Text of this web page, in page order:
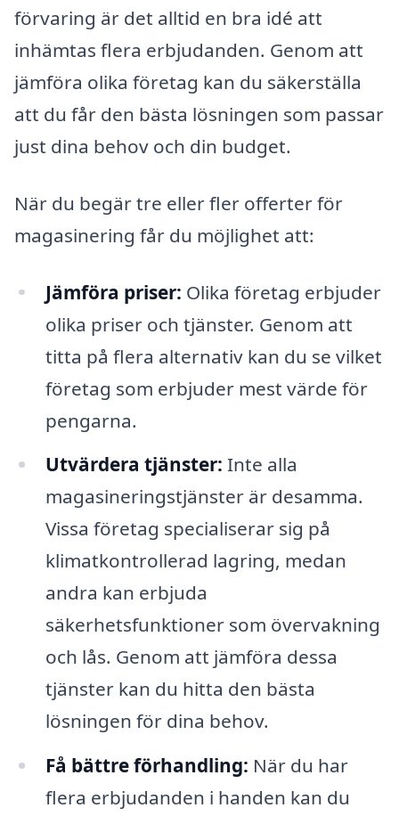
förvaring är det alltid en bra idé att
inhämtas flera erbjudanden. Genom att
jämföra olika företag kan du säkerställa
att du får den bästa lösningen som passar
just dina behov och din budget.
När du begär tre eller fler offerter för
magasinering får du möjlighet att:
Jämföra priser: Olika företag erbjuder
olika priser och tjänster. Genom att
titta på flera alternativ kan du se vilket
företag som erbjuder mest värde för
pengarna.
Utvärdera tjänster: Inte alla
magasineringstjänster är desamma.
Vissa företag specialiserar sig på
klimatkontrollerad lagring, medan
andra kan erbjuda
säkerhetsfunktioner som övervakning
och lås. Genom att jämföra dessa
tjänster kan du hitta den bästa
lösningen för dina behov.
Få bättre förhandling: När du har
flera erbjudanden i handen kan du